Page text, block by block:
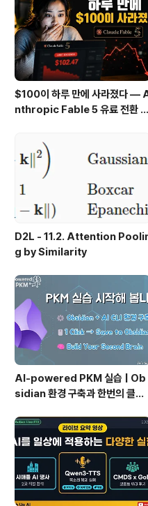
를 가동하는 것은 메모리 recycling
분 입니다. 그리고 한가지..
$100이 하루 만에 사라졌다 —
nthropic Fable 5 유료 전환 사
D2L - 11.2. Attention
g by Similarity
AI-powered PKM 실습 | Ob
sidian 환경 구축과 한번의 클릭
(Web Clipper)